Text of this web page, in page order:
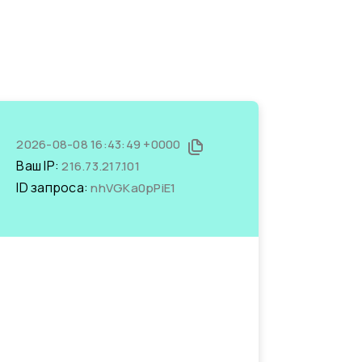
2026-08-08 16:43:49 +0000
Ваш IP:216.73.217.101
ID запроса:nhVGKa0pPiE1